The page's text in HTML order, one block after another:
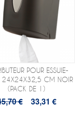
POUR ESSUIE-
24X24X32,5 CM NOIR
(PACK DE 1)
€ 33,31 €